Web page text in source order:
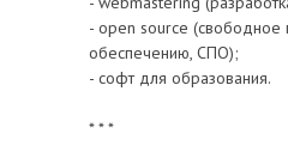
- open source (свободное
обеспечению, СПО);
- софт для образования.
* * *